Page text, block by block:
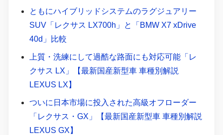
ともにハイブリッドシステムのラグジュアリー
SUV「レクサス LX700h」と「BMW X7 xDrive
40d」比較
上質・洗練にして過酷な路面にも対応可能「レ
クサス LX」【最新国産新型車 車種別解説
LEXUS LX】
ついに日本市場に投入された高級オフローダー
「レクサス・GX」【最新国産新型車 車種別解説
LEXUS GX】